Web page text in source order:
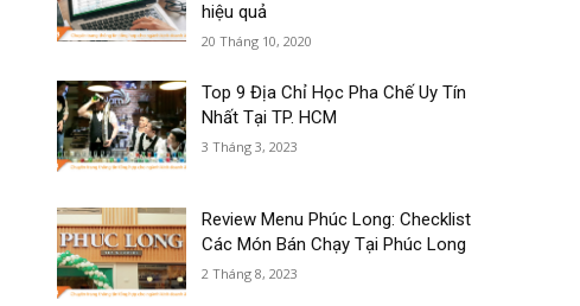
hiệu quả
20 Tháng 10, 2020
Top 9 Địa Chỉ Học Pha Chế Uy Tín
Nhất Tại TP. HCM
3 Tháng 3, 2023
Review Menu Phúc Long: Checklist
Các Món Bán Chạy Tại Phúc Long
2 Tháng 8, 2023